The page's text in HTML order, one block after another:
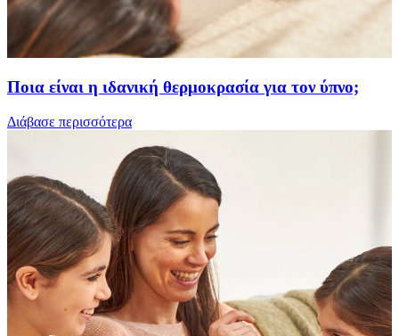
Ποια είναι η ιδανική θερμοκρασία για τον ύπνο;
Διάβασε περισσότερα